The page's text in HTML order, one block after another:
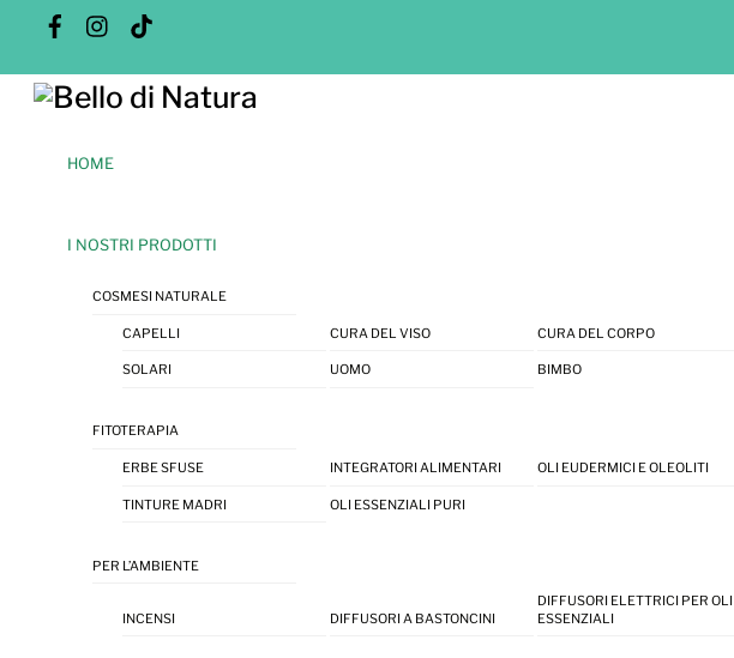
content
FacebookInstagram
Menu
HOME
I NOSTRI PRODOTTI
COSMESI NATURALE
CAPELLI CURA DEL VISO CURA DEL CORPO
SOLARI UOMO BIMBO
FITOTERAPIA
ERBE SFUSE INTEGRATORI ALIMENTARI OLI EUDERMICI E OLEOLITI
TINTURE MADRI OLI ESSENZIALI PURI
PER L’AMBIENTE
INCENSI DIFFUSORI A BASTONCINI
DIFFUSORI ELETTRICI PER OLI
ESSENZIALI